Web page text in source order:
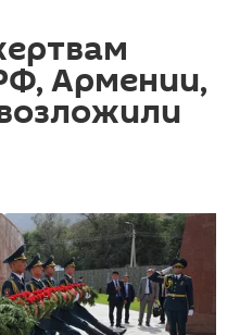
Армении,